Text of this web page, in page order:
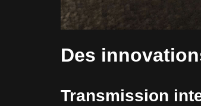
Des
Transmission